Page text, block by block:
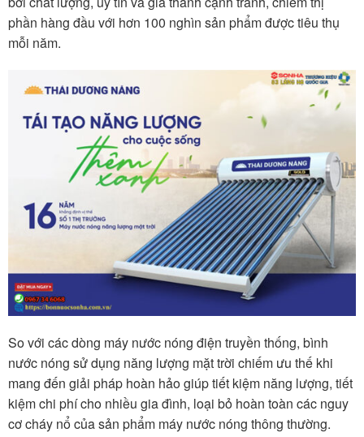
phần hàng đầu với hơn 100 nghìn sản phẩm được tiêu thụ
mỗi năm.
So với các dòng máy nước nóng điện truyền thống, bình
nước nóng sử dụng năng lượng mặt trời chiếm ưu thế khi
mang đến giải pháp hoàn hảo giúp tiết kiệm năng lượng, tiết
kiệm chi phí cho nhiều gia đình, loại bỏ hoàn toàn các nguy
cơ cháy nổ của sản phẩm máy nước nóng thông thường.